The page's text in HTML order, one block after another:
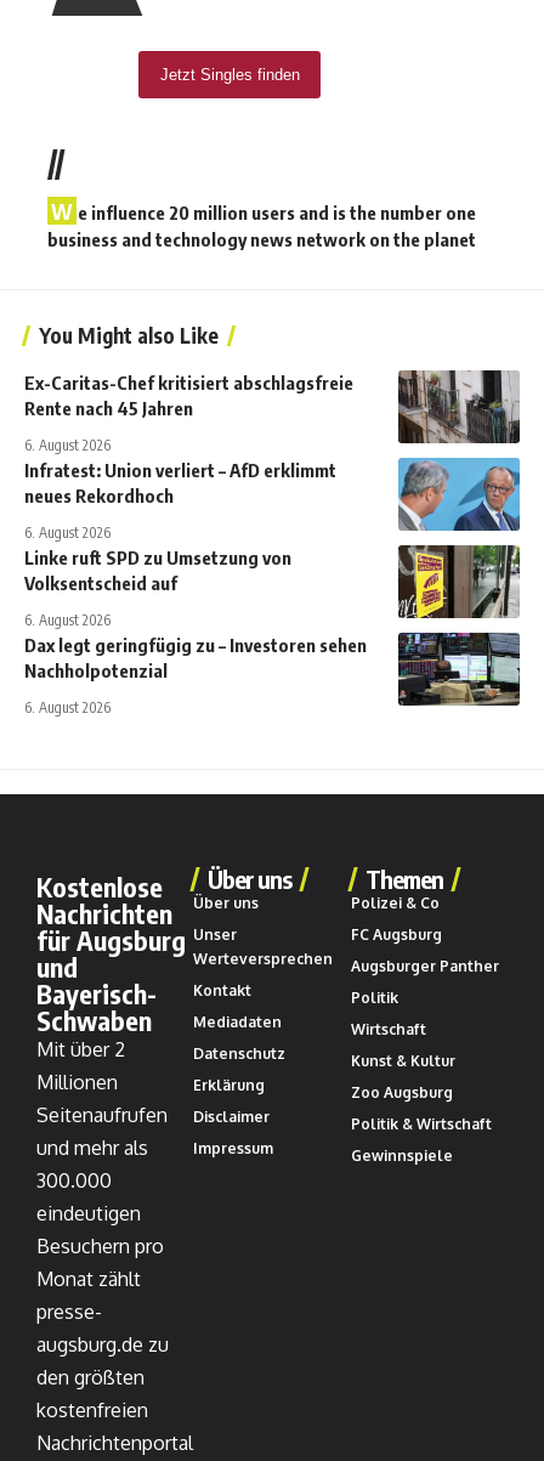
//
W e influence 20 million users and is the number one
business and technology news network on the planet
You Might also Like
Ex-Caritas-Chef kritisiert abschlagsfreie
Rente nach 45 Jahren
6. August 2026
Infratest: Union verliert – AfD erklimmt
neues Rekordhoch
6. August 2026
Linke ruft SPD zu Umsetzung von
Volksentscheid auf
6. August 2026
Dax legt geringfügig zu – Investoren sehen
Nachholpotenzial
6. August 2026
Kostenlose
Nachrichten
für Augsburg
und
Bayerisch-
Schwaben
Mit über 2
Millionen
Seitenaufrufen
und mehr als
300.000
eindeutigen
Besuchern pro
Monat zählt
presse-
augsburg.de zu
den größten
kostenfreien
Nachrichtenportal
Über uns
Über uns
Unser
Werteversprechen
Kontakt
Mediadaten
Datenschutz
Erklärung
Disclaimer
Impressum
Themen
Polizei & Co
FC Augsburg
Augsburger Panther
Politik
Wirtschaft
Kunst & Kultur
Zoo Augsburg
Politik & Wirtschaft
Gewinnspiele